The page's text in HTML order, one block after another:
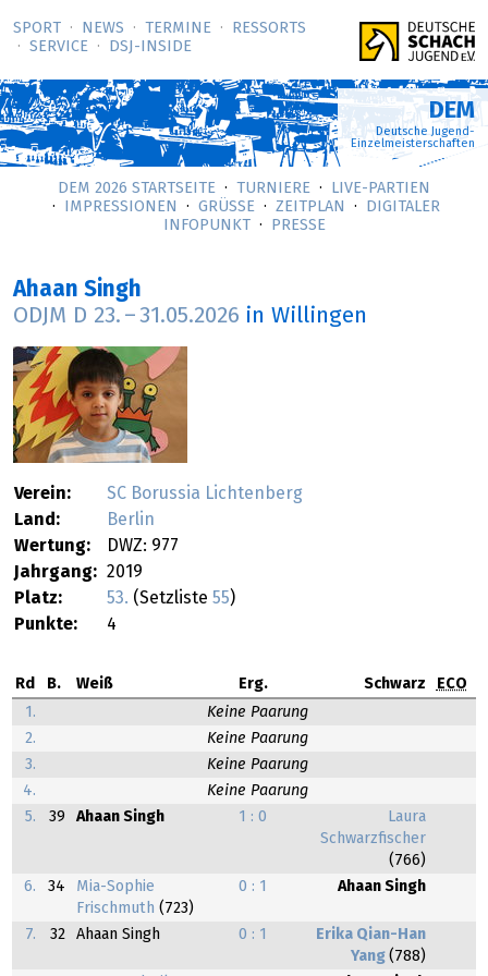
SPORT NEWS TERMINE
RESSORTS
SERVICE
DSJ-­INSIDE
DEM
Deutsche Jugend-
Einzelmeisterschaften
DEM 2026 STARTSEITE TURNIERE
LIVE-PARTIEN
IMPRESSIONEN
GRÜSSE ZEITPLAN
DIGITALER
INFOPUNKT
PRESSE
Ahaan Singh
ODJM D 23. – 31.05.2026 in Willingen
Verein:
SC Borussia Lichtenberg
Land:
Berlin
Wertung:
DWZ: 977
Jahrgang: 2019
Platz:
53. (Setzliste 55)
Punkte:
4
Rd B. Weiß Erg. Schwarz
ECO
1.
Keine Paarung
2.
Keine Paarung
3.
Keine Paarung
4.
Keine Paarung
5.
39 Ahaan Singh 1 : 0
Laura
Schwarzfischer
(766)
6.
34
Mia-Sophie
Frischmuth (723)
0 : 1 Ahaan Singh
7. 32 Ahaan Singh 0 : 1
Erika Qian-Han
Yang (788)